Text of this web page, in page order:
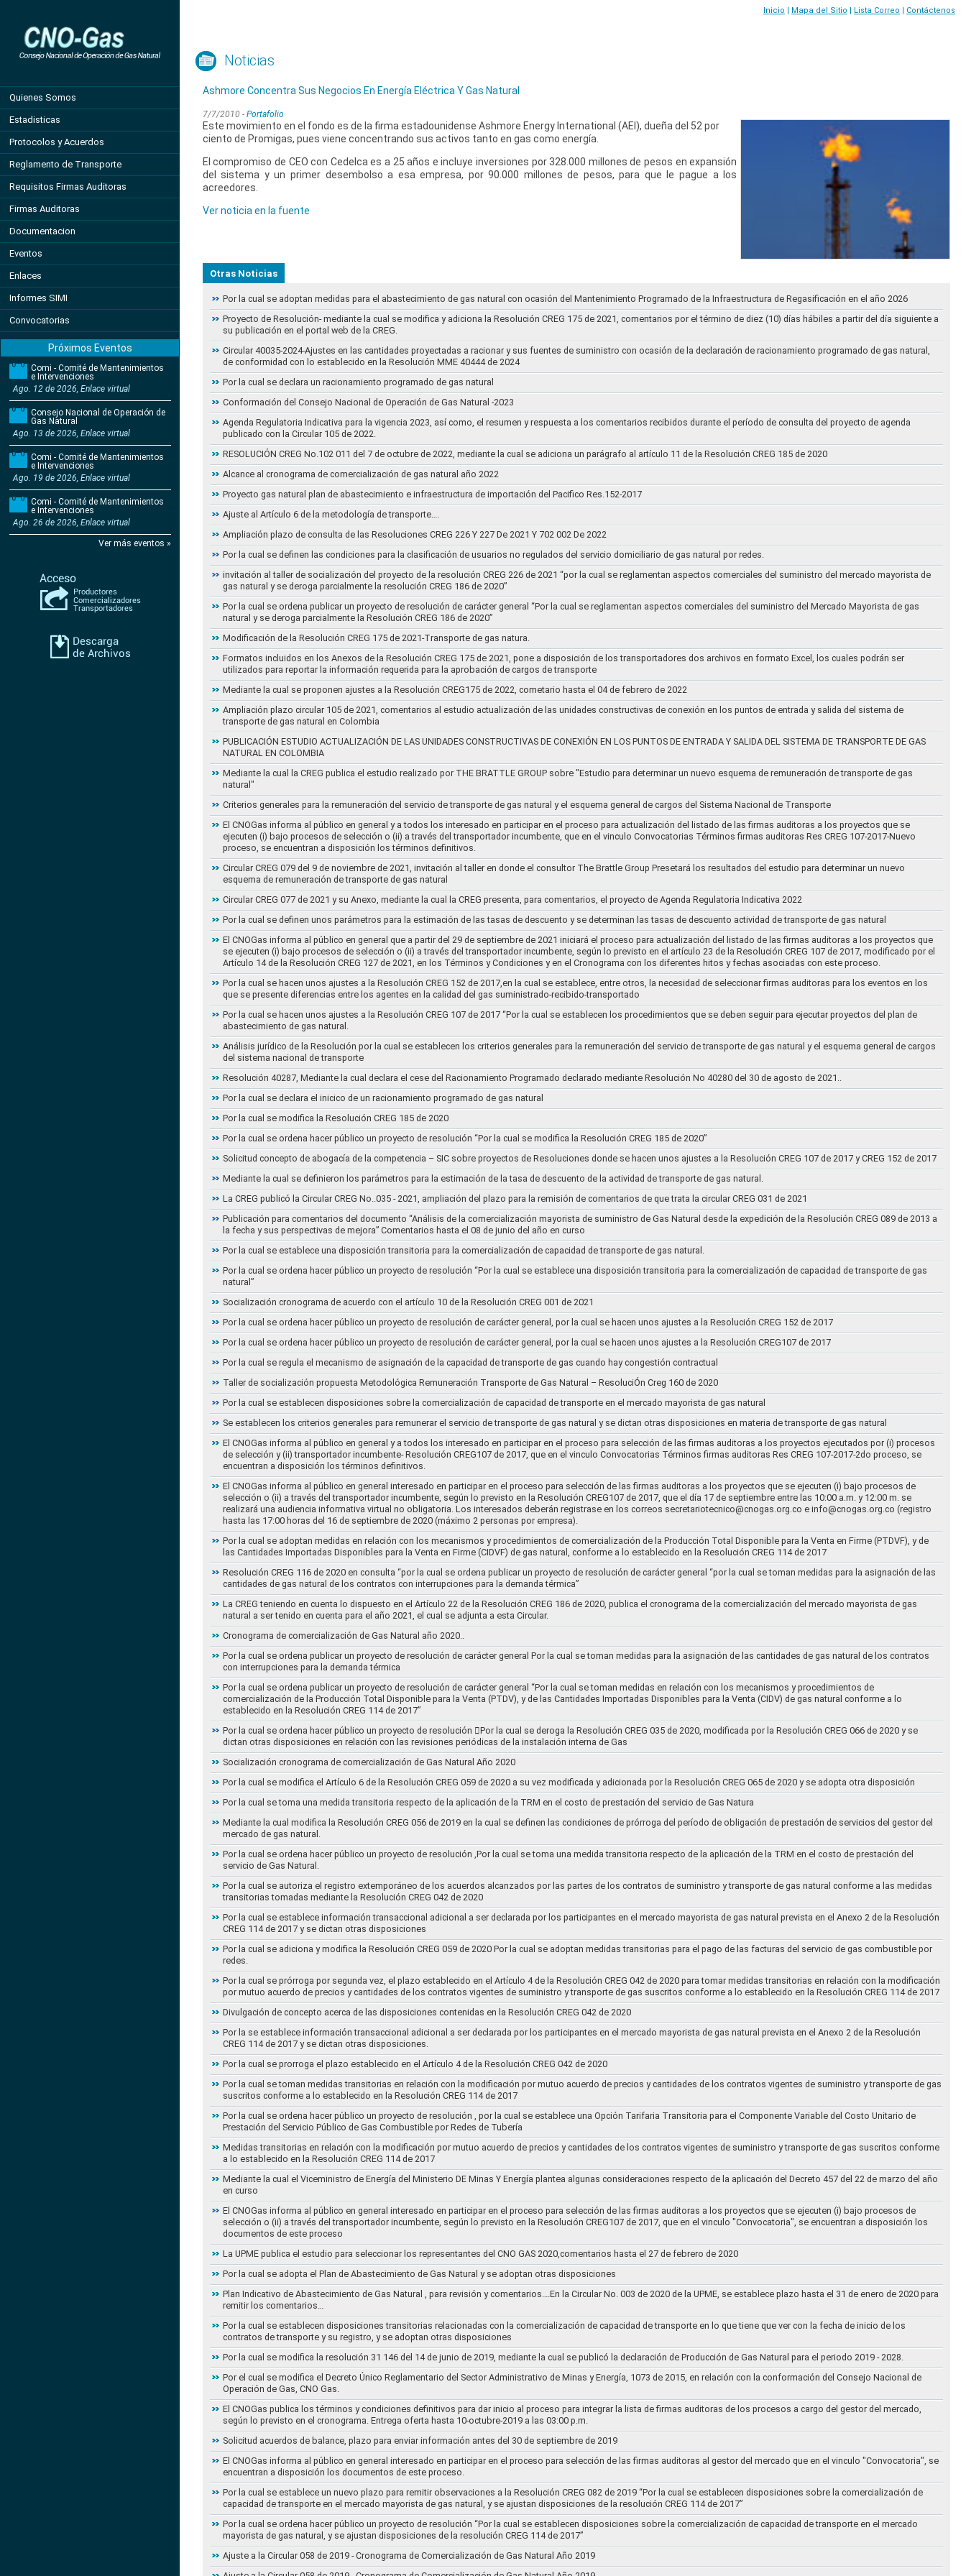
Quienes Somos
Estadisticas
Protocolos y Acuerdos
Reglamento de Transporte
Requisitos Firmas Auditoras
Firmas Auditoras
Documentacion
Eventos
Enlaces
Informes SIMI
Convocatorias
Próximos Eventos
Comi - Comité de Mantenimientos
e Intervenciones
Ago. 12 de 2026, Enlace virtual
Consejo Nacional de Operación de
Gas Natural
Ago. 13 de 2026, Enlace virtual
Comi - Comité de Mantenimientos
e Intervenciones
Ago. 19 de 2026, Enlace virtual
Comi - Comité de Mantenimientos
e Intervenciones
Ago. 26 de 2026, Enlace virtual
Ver más eventos »
Inicio | Mapa del Sitio | Lista Correo | Contáctenos
Noticias
Ashmore Concentra Sus Negocios En Energía Eléctrica Y Gas Natural
7/7/2010 - Portafolio
Este movimiento en el fondo es de la firma estadounidense Ashmore Energy International (AEI), dueña del 52 por
ciento de Promigas, pues viene concentrando sus activos tanto en gas como energía.
El compromiso de CEO con Cedelca es a 25 años e incluye inversiones por 328.000 millones de pesos en expansión
del sistema y un primer desembolso a esa empresa, por 90.000 millones de pesos, para que le pague a los
acreedores.
Ver noticia en la fuente
Otras Noticias
Por la cual se adoptan medidas para el abastecimiento de gas natural con ocasión del Mantenimiento Programado de la Infraestructura de Regasificación en el año 2026
Proyecto de Resolución- mediante la cual se modifica y adiciona la Resolución CREG 175 de 2021, comentarios por el término de diez (10) días hábiles a partir del día siguiente a
su publicación en el portal web de la CREG.
Circular 40035-2024-Ajustes en las cantidades proyectadas a racionar y sus fuentes de suministro con ocasión de la declaración de racionamiento programado de gas natural,
de conformidad con lo establecido en la Resolución MME 40444 de 2024
Por la cual se declara un racionamiento programado de gas natural
Conformación del Consejo Nacional de Operación de Gas Natural -2023
Agenda Regulatoria Indicativa para la vigencia 2023, así como, el resumen y respuesta a los comentarios recibidos durante el período de consulta del proyecto de agenda
publicado con la Circular 105 de 2022.
RESOLUCIÓN CREG No.102 011 del 7 de octubre de 2022, mediante la cual se adiciona un parágrafo al artículo 11 de la Resolución CREG 185 de 2020
Alcance al cronograma de comercialización de gas natural año 2022
Proyecto gas natural plan de abastecimiento e infraestructura de importación del Pacifico Res.152-2017
Ajuste al Artículo 6 de la metodología de transporte….
Ampliación plazo de consulta de las Resoluciones CREG 226 Y 227 De 2021 Y 702 002 De 2022
Por la cual se definen las condiciones para la clasificación de usuarios no regulados del servicio domiciliario de gas natural por redes.
invitación al taller de socialización del proyecto de la resolución CREG 226 de 2021 “por la cual se reglamentan aspectos comerciales del suministro del mercado mayorista de
gas natural y se deroga parcialmente la resolución CREG 186 de 2020”
Por la cual se ordena publicar un proyecto de resolución de carácter general “Por la cual se reglamentan aspectos comerciales del suministro del Mercado Mayorista de gas
natural y se deroga parcialmente la Resolución CREG 186 de 2020”
Modificación de la Resolución CREG 175 de 2021-Transporte de gas natura.
Formatos incluidos en los Anexos de la Resolución CREG 175 de 2021, pone a disposición de los transportadores dos archivos en formato Excel, los cuales podrán ser
utilizados para reportar la información requerida para la aprobación de cargos de transporte
Mediante la cual se proponen ajustes a la Resolución CREG175 de 2022, cometario hasta el 04 de febrero de 2022
Ampliación plazo circular 105 de 2021, comentarios al estudio actualización de las unidades constructivas de conexión en los puntos de entrada y salida del sistema de
transporte de gas natural en Colombia
PUBLICACIÓN ESTUDIO ACTUALIZACIÓN DE LAS UNIDADES CONSTRUCTIVAS DE CONEXIÓN EN LOS PUNTOS DE ENTRADA Y SALIDA DEL SISTEMA DE TRANSPORTE DE GAS
NATURAL EN COLOMBIA
Mediante la cual la CREG publica el estudio realizado por THE BRATTLE GROUP sobre "Estudio para determinar un nuevo esquema de remuneración de transporte de gas
natural"
Criterios generales para la remuneración del servicio de transporte de gas natural y el esquema general de cargos del Sistema Nacional de Transporte
El CNOGas informa al público en general y a todos los interesado en participar en el proceso para actualización del listado de las firmas auditoras a los proyectos que se
ejecuten (i) bajo procesos de selección o (ii) a través del transportador incumbente, que en el vinculo Convocatorias Términos firmas auditoras Res CREG 107-2017-Nuevo
proceso, se encuentran a disposición los términos definitivos.
Circular CREG 079 del 9 de noviembre de 2021, invitación al taller en donde el consultor The Brattle Group Presetará los resultados del estudio para determinar un nuevo
esquema de remuneración de transporte de gas natural
Circular CREG 077 de 2021 y su Anexo, mediante la cual la CREG presenta, para comentarios, el proyecto de Agenda Regulatoria Indicativa 2022
Por la cual se definen unos parámetros para la estimación de las tasas de descuento y se determinan las tasas de descuento actividad de transporte de gas natural
El CNOGas informa al público en general que a partir del 29 de septiembre de 2021 iniciará el proceso para actualización del listado de las firmas auditoras a los proyectos que
se ejecuten (i) bajo procesos de selección o (ii) a través del transportador incumbente, según lo previsto en el artículo 23 de la Resolución CREG 107 de 2017, modificado por el
Artículo 14 de la Resolución CREG 127 de 2021, en los Términos y Condiciones y en el Cronograma con los diferentes hitos y fechas asociadas con este proceso.
Por la cual se hacen unos ajustes a la Resolución CREG 152 de 2017,en la cual se establece, entre otros, la necesidad de seleccionar firmas auditoras para los eventos en los
que se presente diferencias entre los agentes en la calidad del gas suministrado-recibido-transportado
Por la cual se hacen unos ajustes a la Resolución CREG 107 de 2017 “Por la cual se establecen los procedimientos que se deben seguir para ejecutar proyectos del plan de
abastecimiento de gas natural.
Análisis jurídico de la Resolución por la cual se establecen los criterios generales para la remuneración del servicio de transporte de gas natural y el esquema general de cargos
del sistema nacional de transporte
Resolución 40287, Mediante la cual declara el cese del Racionamiento Programado declarado mediante Resolución No 40280 del 30 de agosto de 2021..
Por la cual se declara el inicico de un racionamiento programado de gas natural
Por la cual se modifica la Resolución CREG 185 de 2020
Por la cual se ordena hacer público un proyecto de resolución “Por la cual se modifica la Resolución CREG 185 de 2020”
Solicitud concepto de abogacía de la competencia – SIC sobre proyectos de Resoluciones donde se hacen unos ajustes a la Resolución CREG 107 de 2017 y CREG 152 de 2017
Mediante la cual se definieron los parámetros para la estimación de la tasa de descuento de la actividad de transporte de gas natural.
La CREG publicó la Circular CREG No..035 - 2021, ampliación del plazo para la remisión de comentarios de que trata la circular CREG 031 de 2021
Publicación para comentarios del documento “Análisis de la comercialización mayorista de suministro de Gas Natural desde la expedición de la Resolución CREG 089 de 2013 a
la fecha y sus perspectivas de mejora” Comentarios hasta el 08 de junio del año en curso
Por la cual se establece una disposición transitoria para la comercialización de capacidad de transporte de gas natural.
Por la cual se ordena hacer público un proyecto de resolución “Por la cual se establece una disposición transitoria para la comercialización de capacidad de transporte de gas
natural”
Socialización cronograma de acuerdo con el artículo 10 de la Resolución CREG 001 de 2021
Por la cual se ordena hacer público un proyecto de resolución de carácter general, por la cual se hacen unos ajustes a la Resolución CREG 152 de 2017
Por la cual se ordena hacer público un proyecto de resolución de carácter general, por la cual se hacen unos ajustes a la Resolución CREG107 de 2017
Por la cual se regula el mecanismo de asignación de la capacidad de transporte de gas cuando hay congestión contractual
Taller de socialización propuesta Metodológica Remuneración Transporte de Gas Natural – ResoluciÓn Creg 160 de 2020
Por la cual se establecen disposiciones sobre la comercialización de capacidad de transporte en el mercado mayorista de gas natural
Se establecen los criterios generales para remunerar el servicio de transporte de gas natural y se dictan otras disposiciones en materia de transporte de gas natural
El CNOGas informa al público en general y a todos los interesado en participar en el proceso para selección de las firmas auditoras a los proyectos ejecutados por (i) procesos
de selección y (ii) transportador incumbente- Resolución CREG107 de 2017, que en el vinculo Convocatorias Términos firmas auditoras Res CREG 107-2017-2do proceso, se
encuentran a disposición los términos definitivos.
El CNOGas informa al público en general interesado en participar en el proceso para selección de las firmas auditoras a los proyectos que se ejecuten (i) bajo procesos de
selección o (ii) a través del transportador incumbente, según lo previsto en la Resolución CREG107 de 2017, que el día 17 de septiembre entre las 10:00 a.m. y 12:00 m. se
realizará una audiencia informativa virtual no obligatoria. Los interesados deberán registrase en los correos secretariotecnico@cnogas.org.co e info@cnogas.org.co (registro
hasta las 17:00 horas del 16 de septiembre de 2020 (máximo 2 personas por empresa).
Por la cual se adoptan medidas en relación con los mecanismos y procedimientos de comercialización de la Producción Total Disponible para la Venta en Firme (PTDVF), y de
las Cantidades Importadas Disponibles para la Venta en Firme (CIDVF) de gas natural, conforme a lo establecido en la Resolución CREG 114 de 2017
Resolución CREG 116 de 2020 en consulta “por la cual se ordena publicar un proyecto de resolución de carácter general “por la cual se toman medidas para la asignación de las
cantidades de gas natural de los contratos con interrupciones para la demanda térmica”
La CREG teniendo en cuenta lo dispuesto en el Artículo 22 de la Resolución CREG 186 de 2020, publica el cronograma de la comercialización del mercado mayorista de gas
natural a ser tenido en cuenta para el año 2021, el cual se adjunta a esta Circular.
Cronograma de comercialización de Gas Natural año 2020..
Por la cual se ordena publicar un proyecto de resolución de carácter general Por la cual se toman medidas para la asignación de las cantidades de gas natural de los contratos
con interrupciones para la demanda térmica
Por la cual se ordena publicar un proyecto de resolución de carácter general “Por la cual se toman medidas en relación con los mecanismos y procedimientos de
comercialización de la Producción Total Disponible para la Venta (PTDV), y de las Cantidades Importadas Disponibles para la Venta (CIDV) de gas natural conforme a lo
establecido en la Resolución CREG 114 de 2017”
Por la cual se ordena hacer público un proyecto de resolución 􀂴Por la cual se deroga la Resolución CREG 035 de 2020, modificada por la Resolución CREG 066 de 2020 y se
dictan otras disposiciones en relación con las revisiones periódicas de la instalación interna de Gas
Socialización cronograma de comercialización de Gas Natural Año 2020
Por la cual se modifica el Artículo 6 de la Resolución CREG 059 de 2020 a su vez modificada y adicionada por la Resolución CREG 065 de 2020 y se adopta otra disposición
Por la cual se toma una medida transitoria respecto de la aplicación de la TRM en el costo de prestación del servicio de Gas Natura
Mediante la cual modifica la Resolución CREG 056 de 2019 en la cual se definen las condiciones de prórroga del período de obligación de prestación de servicios del gestor del
mercado de gas natural.
Por la cual se ordena hacer público un proyecto de resolución ,Por la cual se toma una medida transitoria respecto de la aplicación de la TRM en el costo de prestación del
servicio de Gas Natural.
Por la cual se autoriza el registro extemporáneo de los acuerdos alcanzados por las partes de los contratos de suministro y transporte de gas natural conforme a las medidas
transitorias tomadas mediante la Resolución CREG 042 de 2020
Por la cual se establece información transaccional adicional a ser declarada por los participantes en el mercado mayorista de gas natural prevista en el Anexo 2 de la Resolución
CREG 114 de 2017 y se dictan otras disposiciones
Por la cual se adiciona y modifica la Resolución CREG 059 de 2020 Por la cual se adoptan medidas transitorias para el pago de las facturas del servicio de gas combustible por
redes.
Por la cual se prórroga por segunda vez, el plazo establecido en el Artículo 4 de la Resolución CREG 042 de 2020 para tomar medidas transitorias en relación con la modificación
por mutuo acuerdo de precios y cantidades de los contratos vigentes de suministro y transporte de gas suscritos conforme a lo establecido en la Resolución CREG 114 de 2017
Divulgación de concepto acerca de las disposiciones contenidas en la Resolución CREG 042 de 2020
Por la se establece información transaccional adicional a ser declarada por los participantes en el mercado mayorista de gas natural prevista en el Anexo 2 de la Resolución
CREG 114 de 2017 y se dictan otras disposiciones.
Por la cual se prorroga el plazo establecido en el Artículo 4 de la Resolución CREG 042 de 2020
Por la cual se toman medidas transitorias en relación con la modificación por mutuo acuerdo de precios y cantidades de los contratos vigentes de suministro y transporte de gas
suscritos conforme a lo establecido en la Resolución CREG 114 de 2017
Por la cual se ordena hacer público un proyecto de resolución , por la cual se establece una Opción Tarifaria Transitoria para el Componente Variable del Costo Unitario de
Prestación del Servicio Público de Gas Combustible por Redes de Tubería
Medidas transitorias en relación con la modificación por mutuo acuerdo de precios y cantidades de los contratos vigentes de suministro y transporte de gas suscritos conforme
a lo establecido en la Resolución CREG 114 de 2017
Mediante la cual el Viceministro de Energía del Ministerio DE Minas Y Energía plantea algunas consideraciones respecto de la aplicación del Decreto 457 del 22 de marzo del año
en curso
El CNOGas informa al público en general interesado en participar en el proceso para selección de las firmas auditoras a los proyectos que se ejecuten (i) bajo procesos de
selección o (ii) a través del transportador incumbente, según lo previsto en la Resolución CREG107 de 2017, que en el vinculo "Convocatoria", se encuentran a disposición los
documentos de este proceso
La UPME publica el estudio para seleccionar los representantes del CNO GAS 2020,comentarios hasta el 27 de febrero de 2020
Por la cual se adopta el Plan de Abastecimiento de Gas Natural y se adoptan otras disposiciones
Plan Indicativo de Abastecimiento de Gas Natural , para revisión y comentarios….En la Circular No. 003 de 2020 de la UPME, se establece plazo hasta el 31 de enero de 2020 para
remitir los comentarios…
Por la cual se establecen disposiciones transitorias relacionadas con la comercialización de capacidad de transporte en lo que tiene que ver con la fecha de inicio de los
contratos de transporte y su registro, y se adoptan otras disposiciones
Por la cual se modifica la resolución 31 146 del 14 de junio de 2019, mediante la cual se publicó la declaración de Producción de Gas Natural para el periodo 2019 - 2028.
Por el cual se modifica el Decreto Único Reglamentario del Sector Administrativo de Minas y Energía, 1073 de 2015, en relación con la conformación del Consejo Nacional de
Operación de Gas, CNO Gas.
El CNOGas publica los términos y condiciones definitivos para dar inicio al proceso para integrar la lista de firmas auditoras de los procesos a cargo del gestor del mercado,
según lo previsto en el cronograma. Entrega oferta hasta 10-octubre-2019 a las 03:00 p.m.
Solicitud acuerdos de balance, plazo para enviar información antes del 30 de septiembre de 2019
El CNOGas informa al público en general interesado en participar en el proceso para selección de las firmas auditoras al gestor del mercado que en el vinculo "Convocatoria", se
encuentran a disposición los documentos de este proceso.
Por la cual se establece un nuevo plazo para remitir observaciones a la Resolución CREG 082 de 2019 “Por la cual se establecen disposiciones sobre la comercialización de
capacidad de transporte en el mercado mayorista de gas natural, y se ajustan disposiciones de la resolución CREG 114 de 2017”
Por la cual se ordena hacer público un proyecto de resolución “Por la cual se establecen disposiciones sobre la comercialización de capacidad de transporte en el mercado
mayorista de gas natural, y se ajustan disposiciones de la resolución CREG 114 de 2017”
Ajuste a la Circular 058 de 2019 - Cronograma de Comercialización de Gas Natural Año 2019